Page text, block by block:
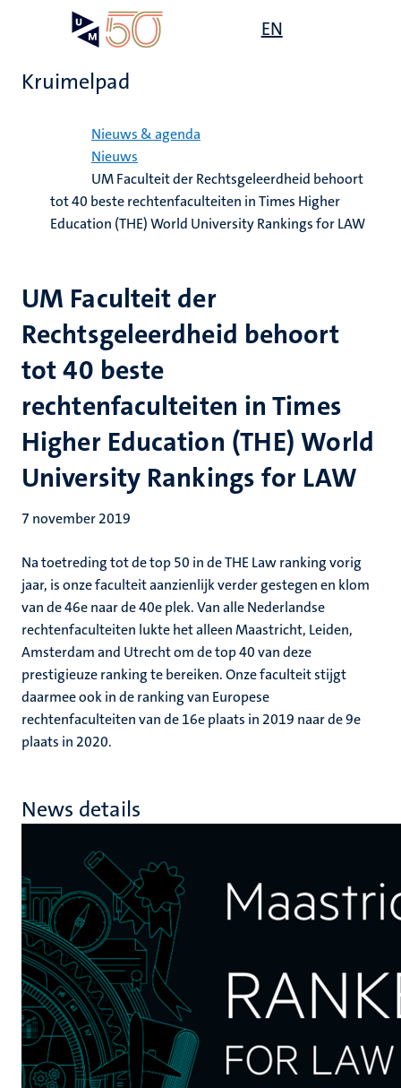
EN
Kruimelpad
Nieuws & agenda
Nieuws
UM Faculteit der Rechtsgeleerdheid behoort
tot 40 beste rechtenfaculteiten in Times Higher
Education (THE) World University Rankings for LAW
UM Faculteit der
Rechtsgeleerdheid behoort
tot 40 beste
rechtenfaculteiten in Times
Higher Education (THE) World
University Rankings for LAW
7 november 2019
Na toetreding tot de top 50 in de THE Law ranking vorig
jaar, is onze faculteit aanzienlijk verder gestegen en klom
van de 46e naar de 40e plek. Van alle Nederlandse
rechtenfaculteiten lukte het alleen Maastricht, Leiden,
Amsterdam and Utrecht om de top 40 van deze
prestigieuze ranking te bereiken. Onze faculteit stijgt
daarmee ook in de ranking van Europese
rechtenfaculteiten van de 16e plaats in 2019 naar de 9e
plaats in 2020.
News details